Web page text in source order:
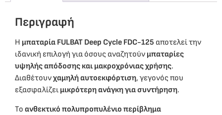
Περιγραφή
Η μπαταρία FULBAT Deep Cycle FDC-125 αποτελεί την
ιδανική επιλογή για όσους αναζητούν μπαταρίες
υψηλής απόδοσης και μακροχρόνιας χρήσης.
Διαθέτουνχαμηλή αυτοεκφόρτιση, γεγονός που
εξασφαλίζει μικρότερη ανάγκη για συντήρηση.
Το ανθεκτικό πολυπροπυλένιο περίβλημα